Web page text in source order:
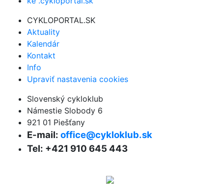
CYKLOPORTAL.SK
Aktuality
Kalendár
Kontakt
Info
Upraviť nastavenia cookies
Slovenský cykloklub
Námestie Slobody 6
921 01 Piešťany
E-mail: office@cykloklub.sk
Tel: +421 910 645 443